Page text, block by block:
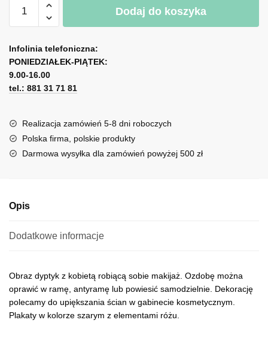
Podwójny
z
różowymi
ustami
Dodaj do koszyka
l
t
e
r
a
t
i
Infolinia telefoniczna:
PONIEDZIAŁEK-PIĄTEK:
9.00-16.00
tel.: 881 31 71 81
Realizacja zamówień 5-8 dni roboczych
Polska firma, polskie produkty
Darmowa wysyłka dla zamówień powyżej 500 zł
Opis
Dodatkowe informacje
Obraz dyptyk z kobietą robiącą sobie makijaż. Ozdobę można
oprawić w ramę, antyramę lub powiesić samodzielnie. Dekorację
polecamy do upiększania ścian w gabinecie kosmetycznym.
Plakaty w kolorze szarym z elementami różu.